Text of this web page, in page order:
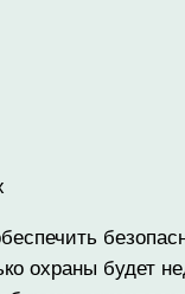
охраны будет